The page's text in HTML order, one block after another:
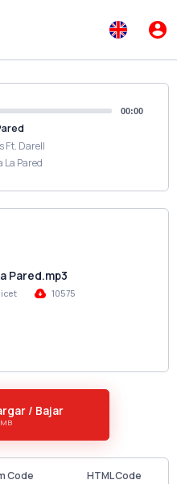
00:00
Ft. Darell
La Pared
Pared.mp3
10575
/ Bajar
Code HTML Code